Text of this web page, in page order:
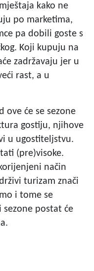
kako ne
po marketima,
pa dobili goste s
Koji kupuju na
zadržavaju jer u
rast, a u
ove će se sezone
gostiju, njihove
u ugostiteljstvu.
(pre)visoke.
način
turizam znači
i tome se
postat će